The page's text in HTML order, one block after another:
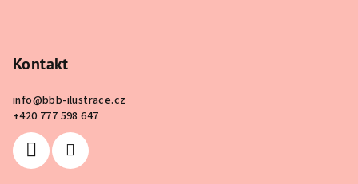
Kontakt
info@bbb-ilustrace.cz
+420 777 598 647